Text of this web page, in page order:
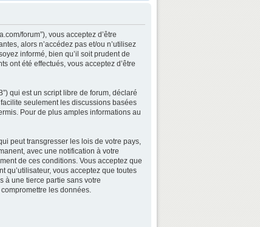
forum”), vous acceptez d’être
alors n’accédez pas et/ou n’utilisez
informé, bien qu’il soit prudent de
ont été effectués, vous acceptez d’être
qui est un script libre de forum, déclaré
seulement les discussions basées
Pour de plus amples informations au
peut transgresser les lois de votre pays,
avec une notification à votre
de ces conditions. Vous acceptez que
qu’utilisateur, vous acceptez que toutes
à une tierce partie sans votre
les données.